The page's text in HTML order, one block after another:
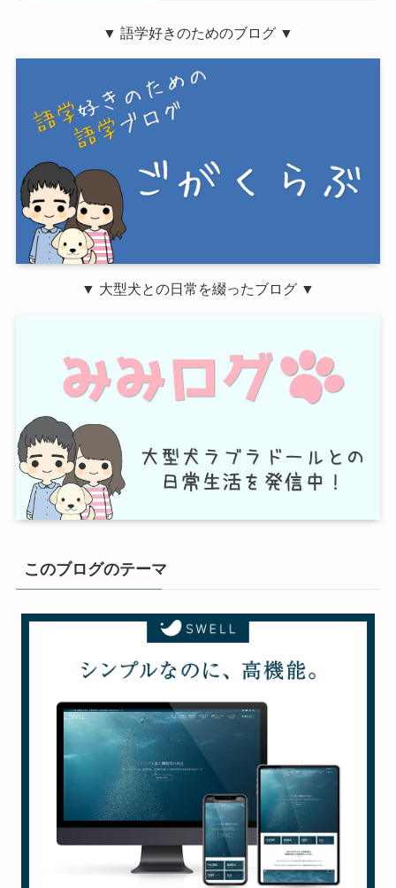
▼ 語学好きのためのブログ ▼
▼ 大型犬との日常を綴ったブログ ▼
このブログのテーマ